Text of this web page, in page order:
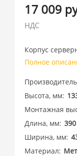
17 009
НДС
Корпус
Полное
Производитель
Высота, мм
Монтажная
Длина, мм 390
Ширина, мм
Материал